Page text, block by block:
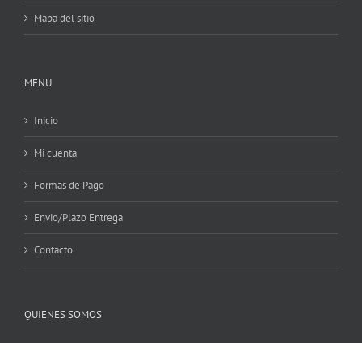
Mapa del sitio
MENU
Inicio
Mi cuenta
Formas de Pago
Envio/Plazo Entrega
Contacto
QUIENES SOMOS